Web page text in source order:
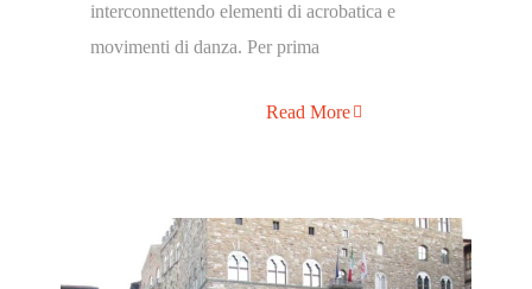
interconnettendo elementi di acrobatica e
movimenti di danza. Per prima
Read More